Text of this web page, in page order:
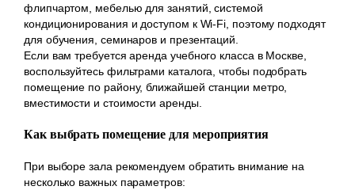
флипчартом, мебелью для занятий, системой
кондиционирования и доступом к Wi-Fi, поэтому подходят
для обучения, семинаров и презентаций.
Если вам требуется аренда учебного класса в Москве,
воспользуйтесь фильтрами каталога, чтобы подобрать
помещение по району, ближайшей станции метро,
вместимости и стоимости аренды.
Как выбрать помещение для мероприятия
При выборе зала рекомендуем обратить внимание на
несколько важных параметров: